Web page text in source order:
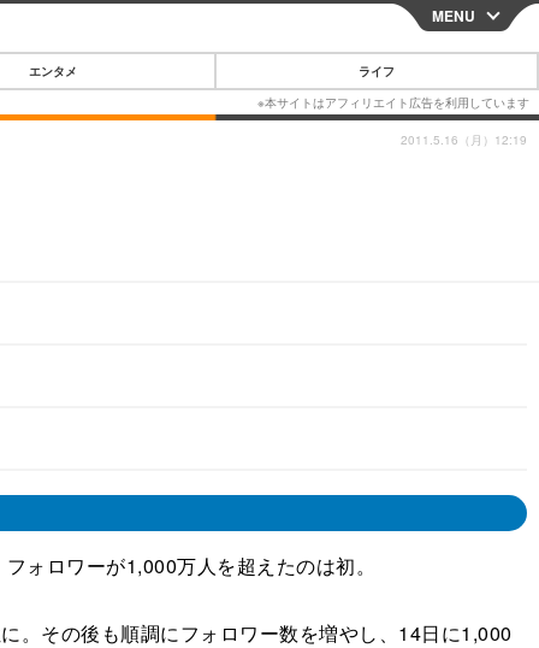
CLOSE
MENU
エンタメ ライフ
2011.5.16（月）12:19
ォロワーが1,000万人を超えたのは初。
。その後も順調にフォロワー数を増やし、14日に1,000